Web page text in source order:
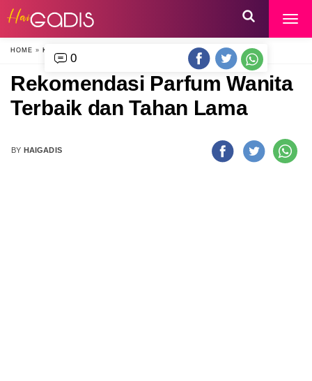
HOME » KECANTIKAN
Rekomendasi Parfum Wanita
Terbaik dan Tahan Lama
BY HAIGADIS
0